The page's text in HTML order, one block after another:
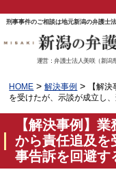
刑事事件のご相談は地元新潟の弁護士
運営：弁護士法人美咲（新潟
HOME >解決事例 >
【解
を受けたが、示談が成立し
【解決事例】
から責任追及を
事告訴を回避す